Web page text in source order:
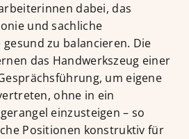
dabei, das
und sachliche
zu balancieren. Die
das Handwerkszeug einer
um eigene
ohne in ein
einzusteigen – so
Positionen konstruktiv für